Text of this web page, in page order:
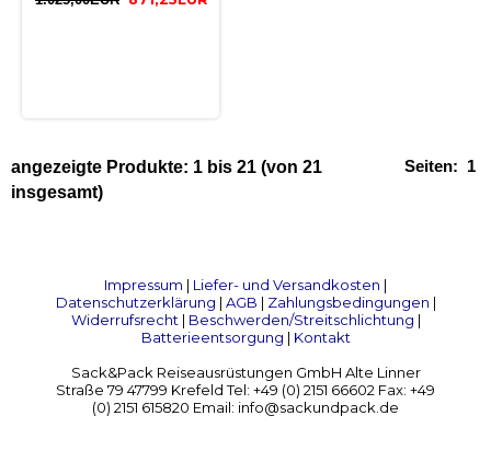
Seiten: 1
angezeigte Produkte: 1 bis 21 (von 21
insgesamt)
Impressum | Liefer- und Versandkosten |
Datenschutzerklärung | AGB | Zahlungsbedingungen |
Widerrufsrecht| Beschwerden/Streitschlichtung |
Batterieentsorgung | Kontakt
Sack&Pack Reiseausrüstungen GmbH Alte Linner
Straße 79 47799 Krefeld Tel: +49 (0) 2151 66602 Fax: +49
(0) 2151 615820 Email: info@sackundpack.de